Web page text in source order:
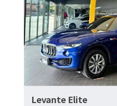
Levante Elite